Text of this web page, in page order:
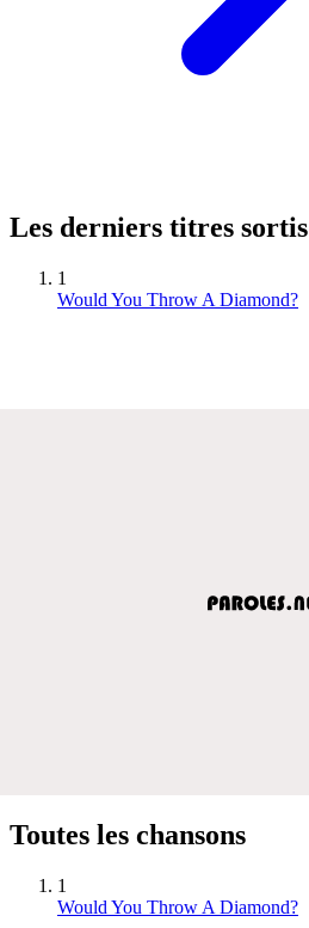
Les derniers titres sortis
1
Would You Throw A Diamond?
Toutes les chansons
1
Would You Throw A Diamond?